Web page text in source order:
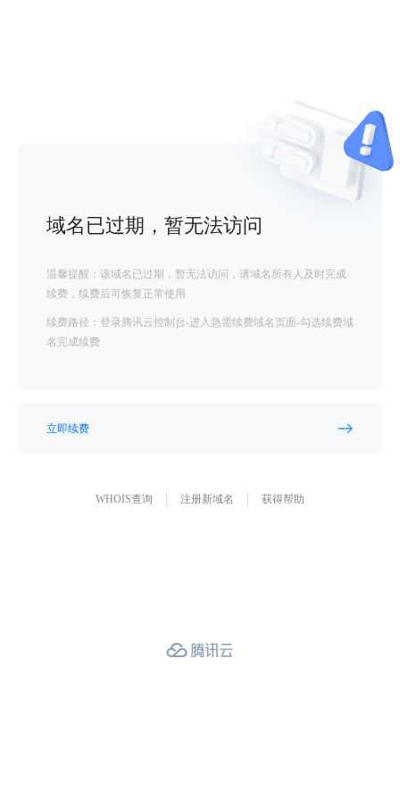
域名已过期，暂无法访问
温馨提醒：该域名已过期，暂无法访问，请域名所有人及时完成
续费，续费后可恢复正常使用
续费路径：登录腾讯云控制台-进入急需续费域名页面-勾选续费域
名完成续费
立即续费
WHOIS查询 注册新域名 获得帮助